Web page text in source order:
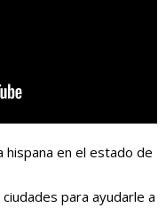
hispana en el estado de
para ayudarle a